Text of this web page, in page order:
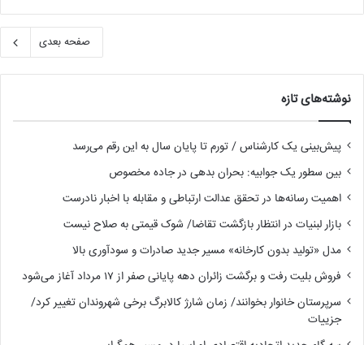
صفحه بعدی
نوشته‌های تازه
پیش‌بینی یک کارشناس / تورم تا پایان سال به این رقم می‌رسد
بین سطور یک جوابیه: بحران بدهی در جاده مخصوص
اهمیت رسانه‌ها در تحقق عدالت ارتباطی و مقابله با اخبار نادرست
بازار لبنیات در انتظار بازگشت تقاضا/ شوک قیمتی به صلاح نیست
مدل «تولید بدون کارخانه» مسیر جدید صادرات و سودآوری بالا
فروش بلیت رفت و برگشت زائران دهه پایانی صفر از ۱۷ مرداد آغاز می‌شود
سرپرستان خانوار بخوانند/ زمان شارژ کالابرگ برخی شهروندان تغییر کرد/
جزییات